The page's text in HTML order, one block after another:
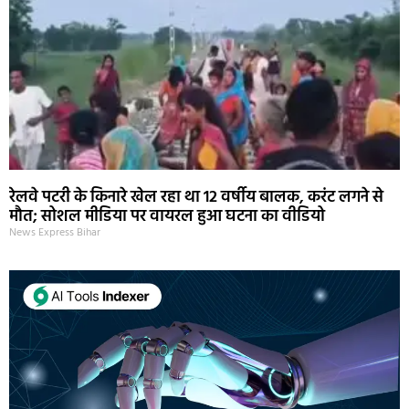
रेलवे पटरी के किनारे खेल रहा था 12 वर्षीय बालक, करंट लगने से
मौत; सोशल मीडिया पर वायरल हुआ घटना का वीडियो
News Express Bihar